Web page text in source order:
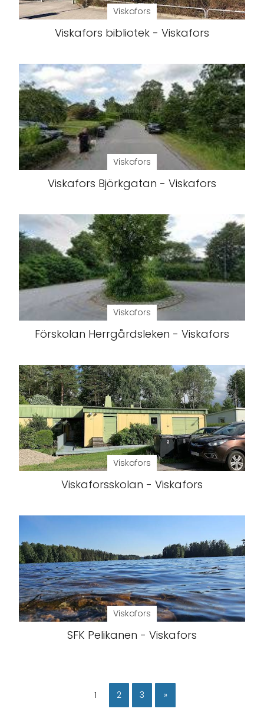
Viskafors
Viskafors bibliotek - Viskafors
Viskafors
Viskafors Björkgatan - Viskafors
Viskafors
Förskolan Herrgårdsleken - Viskafors
Viskafors
Viskaforsskolan - Viskafors
Viskafors
SFK Pelikanen - Viskafors
1 2 3 »